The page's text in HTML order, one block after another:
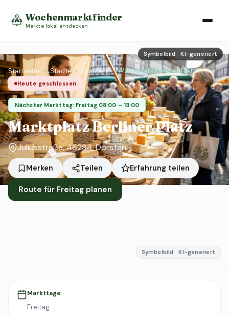
Wochenmarktfinder
Märkte lokal entdecken
Symbolbild · KI-generiert
Startseite › Städte › Dorsten › Marktplatz Berliner Platz
Heute geschlossen
Nächster Markttag: Freitag 08:00 – 13:00
Marktplatz Berliner Platz
Juliusstraße, 46284, Dorsten
Merken Teilen Erfahrung teilen
Route für Freitag planen
Symbolbild · KI-generiert
Markttage
Freitag